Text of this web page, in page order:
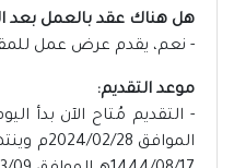
هل هناك عقد بالعمل بعد
- نعم، يقدم عرض عمل
موعد التقديم:
الموافق